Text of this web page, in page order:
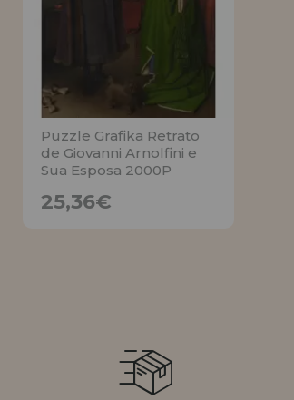
LIQUIDAÇÕES
EM FORMAÇÃO
info@casadopuzzle.pt
Puzzle Grafika Retrato
de Giovanni Arnolfini e
Sua Esposa 2000P
25,36€